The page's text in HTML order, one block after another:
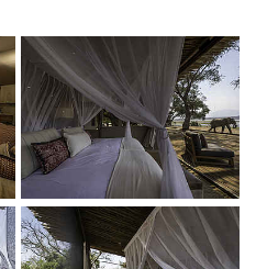
Show larger version
Show larger version